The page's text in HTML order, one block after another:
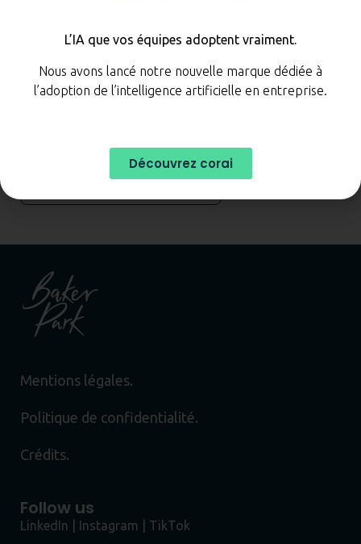
newsletter
Mentions légales.
Politique de confidentialité.
Crédits.
Follow us
LinkedIn Instagram TikTok
L’IA que vos équipes adoptent vraiment.
Nous avons lancé notre nouvelle marque dédiée à
l’adoption de l’intelligence artificielle en entreprise.
Découvrez corai